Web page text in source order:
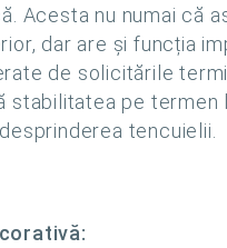
Acesta nu numai că
dar are și funcția
de solicitările
stabilitatea pe
tencuielii.